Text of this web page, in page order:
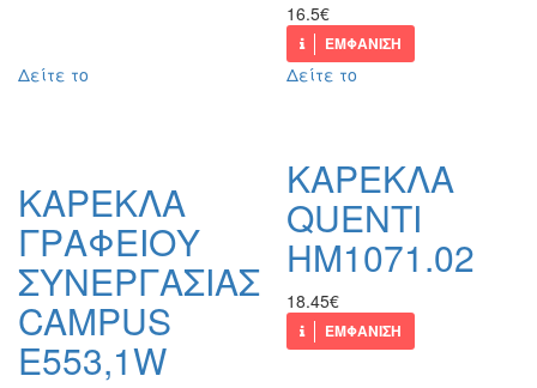
16.5€
ΕΜΦΑΝΙΣΗ
Δείτε το
ΚΑΡΕΚΛΑ
ΓΡΑΦΕΙΟΥ
ΣΥΝΕΡΓΑΣΙΑΣ
CAMPUS
Ε553,1W
Δείτε το
ΚΑΡΕΚΛΑ
QUENTI
HM1071.02
18.45€
ΕΜΦΑΝΙΣΗ